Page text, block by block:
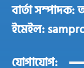
বার্তা
ইমেইল:
যোগাযোগ: